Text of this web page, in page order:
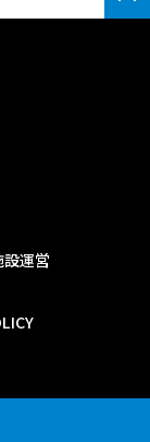
運営